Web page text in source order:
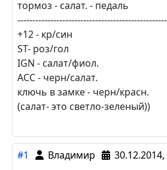
тормоз - салат. - педаль
+12 - кр/син
ST- роз/гол
IGN - салат/фиол.
ACC - черн/салат.
ключь в замке - черн/красн.
(салат- это светло-зеленый))
#1 Владимир
30.12.2014,